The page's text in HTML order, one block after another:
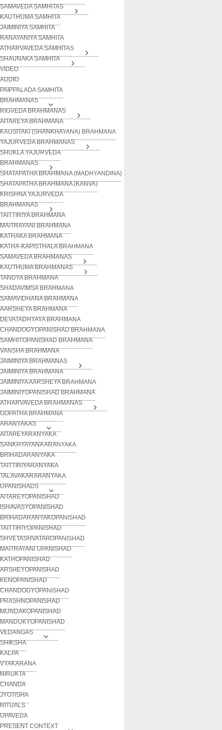
SAMAVEDA SAMHITAS
KAUTHUMA SAMHITA
JAIMINIYA SAMHITA
RANAYANIYA SAMHITA
ATHARVAVEDA SAMHITAS
SHAUNAKA SAMHITA
VIDEO
AUDIO
PAIPPALADA SAMHITA
BRAHMANAS
RIGVEDA BRAHMANAS
AITAREYA BRAHMANA
KAUSITAKI (SHANKHAYANA) BRAHMANA
YAJURVEDA BRAHMANAS
SHUKLA YAJURVEDA
BRAHMANAS
SHATAPATHA BRAHMANA (MADHYANDINA)
SHATAPATHA BRAHMANA (KANVA)
KRISHNA YAJURVEDA
BRAHMANAS
TAITTIRIYA BRAHMANA
MAITRAYANI BRAHMANA
KATHAKA BRAHMANA
KATHA-KAPISTHALA BRAHMANA
SAMAVEDA BRAHMANAS
KAUTHUMA BRAHMANAS
TANDYA BRAHMANA
SHADAVIMSA BRAHMANA
SAMAVIDHANA BRAHMANA
AARSHEYA BRAHMANA
DEVATADHYAYA BRAHMANA
CHANDOGYOPANISHAD BRAHMANA
SAMHITOPANISHAD BRAHMANA
VANSHA BRAHMANA
JAIMINIYA BRAHMANAS
JAIMINIYA BRAHMANA
JAIMINIYA AARSHEYA BRAHMANA
JAIMINIYOPANISHAD BRAHMANA
ATHARVAVEDA BRAHMANAS
GOPATHA BRAHMANA
ARANYAKAS
AITAREYARANYAKA
SANKHYAYANA ARANYAKA
BRIHADARANYAKA
TAITTIRIYARANYAKA
TALAVAKARARANYAKA
UPANISHADS
AITAREYOPANISHAD
ISHAVASYOPANISHAD
BRIHADARANYAKOPANISHAD
TAITTIRIYOPANISHAD
SHVETASHVATAROPANISHAD
MAITRAYANI UPANISHAD
KATHOPANISHAD
ARSHEYOPANISHAD
KENOPANISHAD
CHANDOGYOPANISHAD
PRASHNOPANISHAD
MUNDAKOPANISHAD
MANDUKYOPANISHAD
VEDANGAS
SHIKSHA
KALPA
VYAKARANA
NIRUKTA
CHANDA
JYOTISHA
RITUALS
UPAVEDA
PRESENT CONTEXT